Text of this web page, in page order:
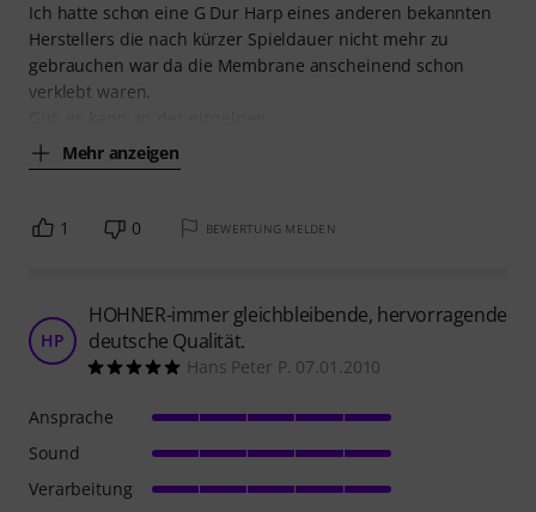
Ich hatte schon eine G Dur Harp eines anderen bekannten
Herstellers die nach kürzer Spieldauer nicht mehr zu
gebrauchen war da die Membrane anscheinend schon
verklebt waren.
Mehr anzeigen
1 0 BEWERTUNG MELDEN
HP
HOHNER-immer gleichbleibende, hervorragende
deutsche Qualität.
Hans Peter P. 07.01.2010
Ansprache
Sound
Verarbeitung